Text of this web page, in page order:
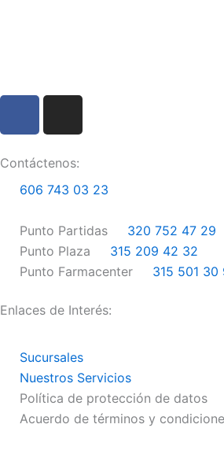
e
b
o
o
k
t
a
g
r
a
m
Contáctenos:
606 743 03 23
Punto Partidas
320 752 47 29
Punto Plaza
315 209 42 32
Punto Farmacenter
315 501 30
Enlaces de Interés:
Sucursales
Nuestros Servicios
Política de protección de datos
Acuerdo de términos y